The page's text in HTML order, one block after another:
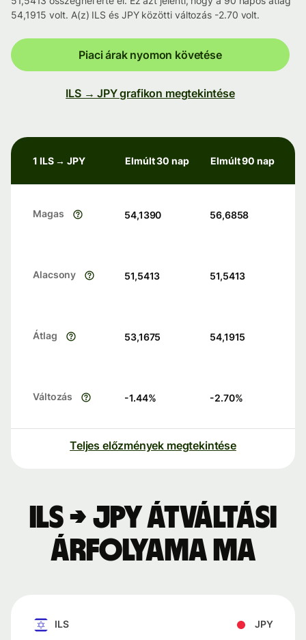
54,1915 volt. A(z) ILS és JPY közötti változás -2.70 volt.
Piaci árak nyomon követése
ILS → JPY grafikon megtekintése
1 ILS → JPY Elmúlt 30 nap Elmúlt 90 nap
Magas 54,1390 56,6858
Alacsony 51,5413 51,5413
Átlag 53,1675 54,1915
Változás -1.44% -2.70%
Teljes előzmények megtekintése
ILS → JPY átváltási
árfolyama ma
ILS JPY